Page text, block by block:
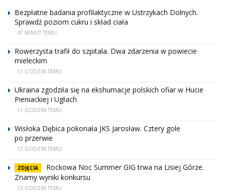
Bezpłatne badania profilaktyczne w Ustrzykach Dolnych.
Sprawdź poziom cukru i skład ciała
47 MINUT TEMU
Rowerzysta trafił do szpitala. Dwa zdarzenia w powiecie
mieleckim
11 GODZIN TEMU
Ukraina zgodziła się na ekshumacje polskich ofiar w Hucie
Pieniackiej i Ugłach
11 GODZIN TEMU
Wisłoka Dębica pokonała JKS Jarosław. Cztery gole
po przerwie
12 GODZIN TEMU
ZDJĘCIA
Rockowa Noc Summer GIG trwa na Lisiej Górze.
Znamy wyniki konkursu
13 GODZIN TEMU